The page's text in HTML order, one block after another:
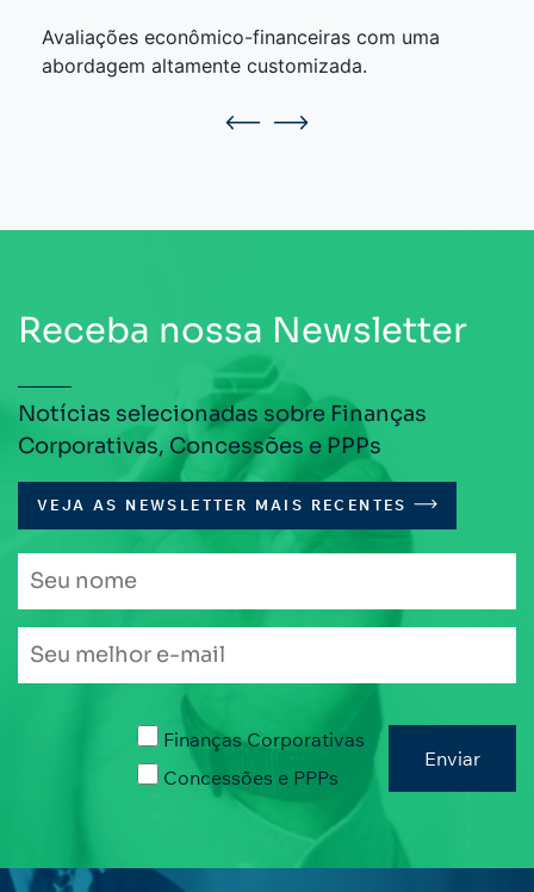
Avaliações econômico-financeiras com uma
abordagem altamente customizada.
Receba nossa Newsletter
Notícias selecionadas sobre Finanças
Corporativas, Concessões e PPPs
VEJA AS NEWSLETTER MAIS RECENTES
Finanças Corporativas
Concessões e PPPs